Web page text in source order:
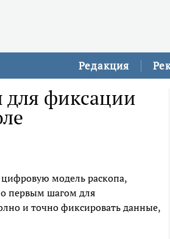
Редакция
для фиксации
цифровую модель раскопа,
первым шагом для
и точно фиксировать данные,